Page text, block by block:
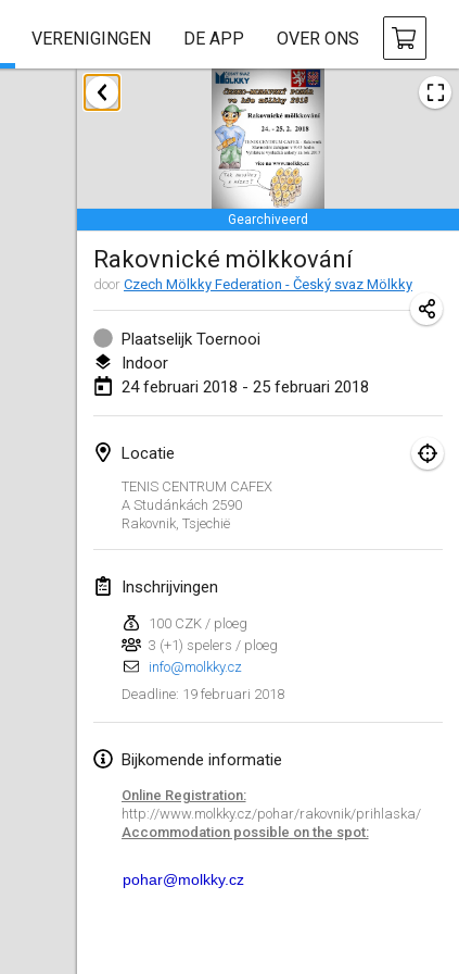
VERENIGINGEN DE APP OVER ONS
Gearchiveerd
Rakovnické mölkkování
door Czech Mölkky Federation - Český svaz Mölkky
Plaatselijk Toernooi
Indoor
24 februari 2018 - 25 februari 2018
Locatie
TENIS CENTRUM CAFEX
A Studánkách 2590
Rakovnik, Tsjechië
Inschrijvingen
100 CZK / ploeg
3 (+1) spelers / ploeg
info@molkky.cz
Deadline: 19 februari 2018
Bijkomende informatie
Online Registration:
http://www.molkky.cz/pohar/rakovnik/prihlaska/
Accommodation possible on the spot:
pohar@molkky.cz
januari 2018
Open des rois de Mölkky
21 jan. 2018|Frankrijk
Individuel du Garo
21 jan. 2018 |Frankrijk
Tournoi d'Hiver
27 jan. 2018|Frankrijk
Lumi Mölkky
Tournoi de la St Valentin
10 feb. 2018|Frankrijk
Faschings-Mölkky
11 feb. 2018|Duitsland
Rakovnické mölkkování